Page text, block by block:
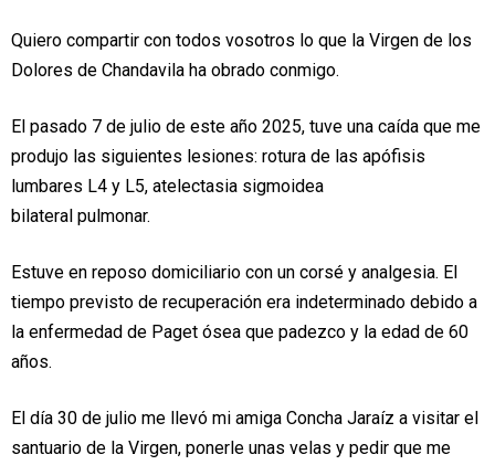
Quiero compartir con todos vosotros lo que la Virgen de los
Dolores de Chandavila ha obrado conmigo.
El pasado 7 de julio de este año 2025, tuve una caída que me
produjo las siguientes lesiones: rotura de las apófisis
lumbares L4 y L5, atelectasia sigmoidea
bilateral pulmonar.
Estuve en reposo domiciliario con un corsé y analgesia. El
tiempo previsto de recuperación era indeterminado debido a
la enfermedad de Paget ósea que padezco y la edad de 60
años.
El día 30 de julio me llevó mi amiga Concha Jaraíz a visitar el
santuario de la Virgen, ponerle unas velas y pedir que me